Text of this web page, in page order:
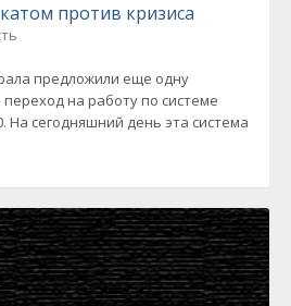
против кризиса
предложили еще одну
на работу по системе
На сегодняшний день эта система